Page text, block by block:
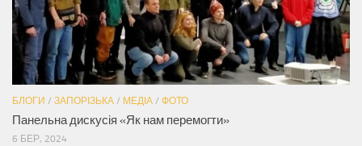
БЛОГИ / ЗАПОРІЗЬКА / МЕДІА / ФОТО
Панельна дискусія «Як нам перемогти»
6 БЕР, 2024